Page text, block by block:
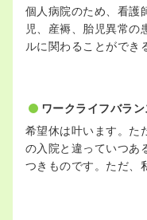
個人病院のため、看護
児、産褥、胎児異常の
ルに関わることができ
んと濃く接することが
なっていく成長（授乳
ワークライフバラ
希望休は叶います。た
の入院と違っていつあ
つきものです。ただ、
ための残業なら苦では
愛いのイメージで楽し